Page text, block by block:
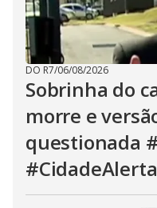
DO R7/06/08/2026
Sobrinha do
morre e
questionada
#CidadeAlerta